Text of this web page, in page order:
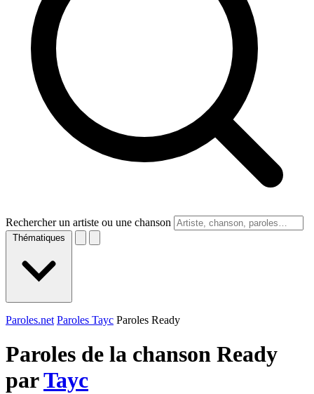
Rechercher un artiste ou une chanson
Thématiques
Paroles.net Paroles Tayc Paroles Ready
Paroles de la chanson Ready
parTayc